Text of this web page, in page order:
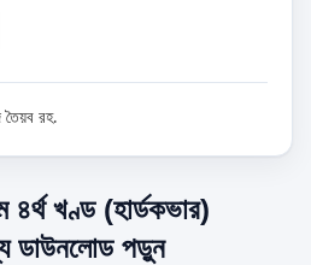
তৈয়ব রহ.
৪র্থ খণ্ড (হার্ডকভার)
ডাউনলোড পড়ুন